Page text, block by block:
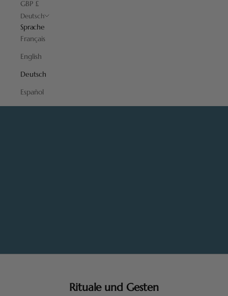
GBP £
Deutsch
Sprache
Français
English
Deutsch
Español
Rituale und Gesten